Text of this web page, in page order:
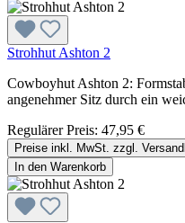
Strohhut Ashton 2
Cowboyhut Ashton 2:
angenehmer Sitz durch ein
Regulärer Preis: 47,95 €
Preise inkl. MwSt. zzgl.
In den Warenkorb